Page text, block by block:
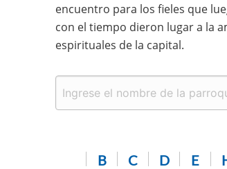
encuentro para los fieles que
con el tiempo dieron lugar a la
espirituales de la capital.
B C D E